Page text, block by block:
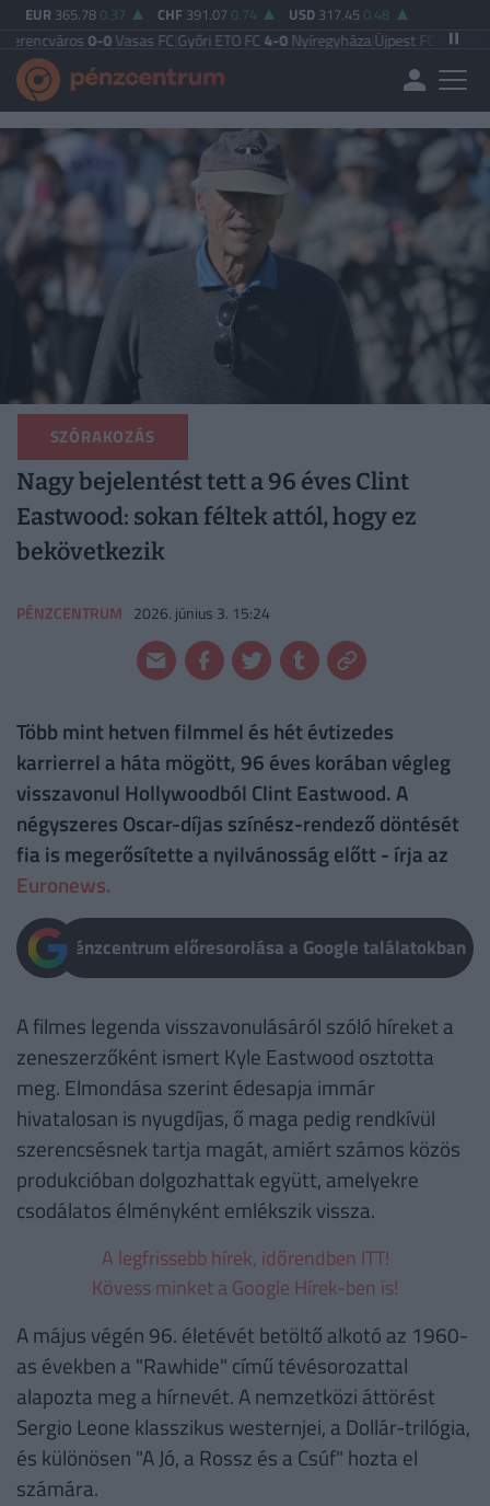
EUR 365.78 0.37 CHF 391.07 0.74 USD 317.45 0.48
0-0Vasas FC|Győri ETO FC4-0Nyíregyháza|Újpest FC4-2Debreceni VSC
SZÓRAKOZÁS
Nagy bejelentést tett a 96 éves Clint
Eastwood: sokan féltek attól, hogy ez
bekövetkezik
PÉNZCENTRUM 2026. június 3. 15:24
Több mint hetven filmmel és hét évtizedes
karrierrel a háta mögött, 96 éves korában végleg
visszavonul Hollywoodból Clint Eastwood. A
négyszeres Oscar-díjas színész-rendező döntését
fia is megerősítette a nyilvánosság előtt - írja az
Euronews.
Pénzcentrum előresorolása a Google találatokban
A filmes legenda visszavonulásáról szóló híreket a
zeneszerzőként ismert Kyle Eastwood osztotta
meg. Elmondása szerint édesapja immár
hivatalosan is nyugdíjas, ő maga pedig rendkívül
szerencsésnek tartja magát, amiért számos közös
produkcióban dolgozhattak együtt, amelyekre
csodálatos élményként emlékszik vissza.
A legfrissebb hírek, időrendben ITT!
Kövess minket a Google Hírek-ben is!
A május végén 96. életévét betöltő alkotó az 1960-
as években a "Rawhide" című tévésorozattal
alapozta meg a hírnevét. A nemzetközi áttörést
Sergio Leone klasszikus westernjei, a Dollár-trilógia,
és különösen "A Jó, a Rossz és a Csúf" hozta el
számára.